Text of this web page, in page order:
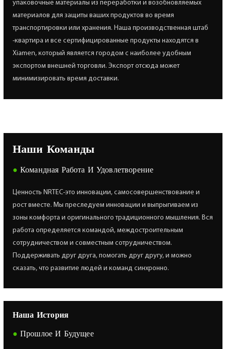
упаковочные материалы из переработки и возобновляемых
материалов для защиты ваших продуктов во время
транспортировки или хранения. Наша производственная штаб
-квартира и все сертифицированные продукты находятся в
Xiamen, который является городом с наиболее удобным
экспортом внешней торговли. Экспорт отсюда может
минимизировать время доставки.
Наши Команды
● Командная Работа И Удовлетворение
Ценность NRTEC-это инновации, самосовершенствование и
рост вместе. Мы преследуем инновации и выпрыгиваем из
зоны комфорта и оригинального традиционного мышления. Вся
работа определяется командой, междостроительным
сотрудничеством и совместным сотрудничеством.
Поддерживать друг друга, помогать друг другу, и можно
сказать, что развитие людей и команд синхронно.
Наша История
● Прошлое И Будущее